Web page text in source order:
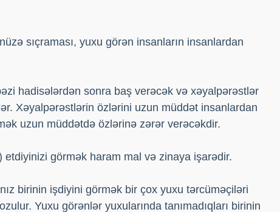
sıçraması, yuxu görən insanların insanlardan
hadisələrdən sonra baş verəcək və xəyalpərəstlər
Xəyalpərəstlərin özlərini uzun müddət insanlardan
uzun müddətdə özlərinə zərər verəcəkdir.
görmək haram mal və zinaya işarədir.
birinin işdiyini görmək bir çox yuxu tərcüməçiləri
Yuxu görənlər yuxularında tanımadıqları birinin